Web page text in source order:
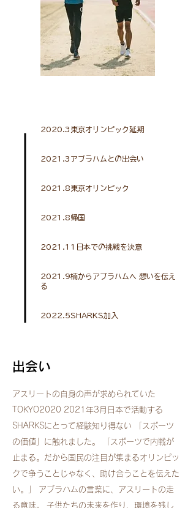
2020.3東京オリンピック延期
2021.3アブラハムとの出会い
2021.8東京オリンピック
2021.8帰国
2021.11日本での挑戦を決意
2021.9楠からアブラハムへ 想いを伝え
る
2022.5SHARKS加入
出会い
アスリートの自身の声が求められていた
TOKYO2020 2021年3月日本で活動する
SHARKSにとって経験知り得ない 「スポーツ
の価値」に触れました。 「スポーツで内戦が
止まる。だから国民の注目が集まるオリンピッ
クで争うことじゃなく、助け合うことを伝えた
い。」 アブラハムの言葉に、アスリートの走
る意味。 子供たちの未来を作り、環境を残し